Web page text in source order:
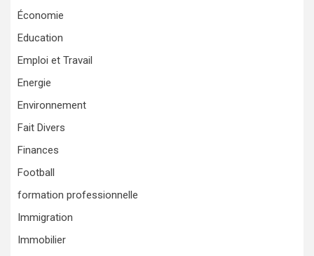
Économie
Education
Emploi et Travail
Energie
Environnement
Fait Divers
Finances
Football
formation professionnelle
Immigration
Immobilier